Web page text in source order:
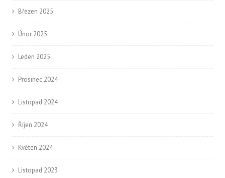
Březen 2025
Únor 2025
Leden 2025
Prosinec 2024
Listopad 2024
Říjen 2024
Květen 2024
Listopad 2023